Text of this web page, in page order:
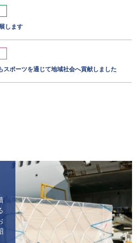
します
スポーツを通じて地域社会へ貢献しました